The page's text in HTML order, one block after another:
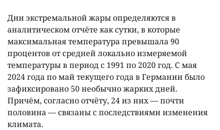
Дни экстремальной жары определяются в
аналитическом отчёте как сутки, в которые
максимальная температура превышала 90
процентов от средней локально измеряемой
температуры в период с 1991 по 2020 год. C мая
2024 года по май текущего года в Германии было
зафиксировано 50 необычно жарких дней.
Причём, согласно отчёту, 24 из них — почти
половина — связаны с последствиями изменения
климата.